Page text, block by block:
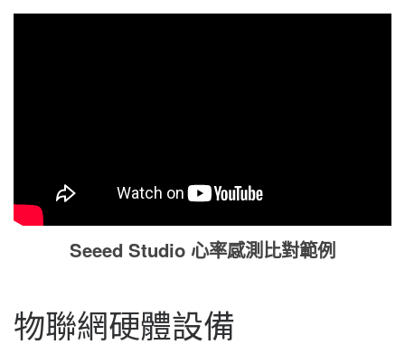
Seeed Studio 心率感測比對範例
物聯網硬體設備